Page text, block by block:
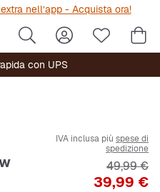
nell’app - Acquista ora!
con UPS
IVA inclusa più spese di
spedizione
Prezzo
39,99 €
Prezzo
49,99 €